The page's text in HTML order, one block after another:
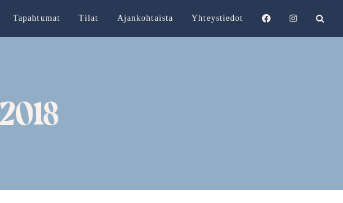
Tapahtumat Tilat Ajankohtaista Yhteystiedot